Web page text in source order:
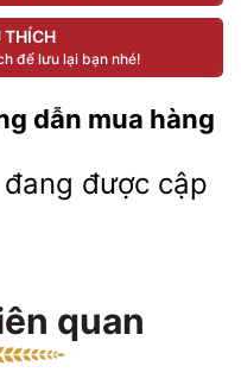
THÍCH
để lưu lại bạn nhé!
dẫn mua hàng
được cập
quan